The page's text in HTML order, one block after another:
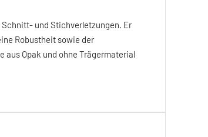
Schnitt- und Stichverletzungen. Er
Robustheit sowie der
aus Opak und ohne Trägermaterial